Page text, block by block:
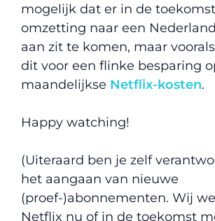
mogelijk dat er in de
omzetting naar een
aan zit te komen, maar
dit voor een flinke besparing
maandelijkse Netflix-kosten.
Happy watching!
(Uiteraard ben je zelf
het aangaan van nieuwe
(proef-)abonnementen. Wij
Netflix nu of in de toekomst